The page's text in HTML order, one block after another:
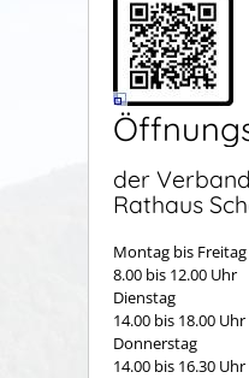
der
Rathaus
Montag bis Freitag
8.00 bis 12.00 Uhr
Dienstag
14.00 bis 18.00 Uhr
Donnerstag
14.00 bis 16.30 Uhr